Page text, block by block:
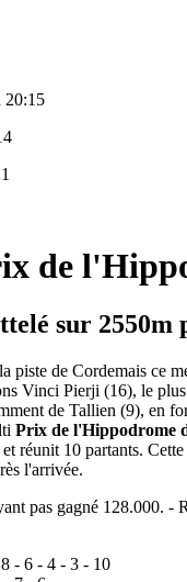
20:15
de
sur
piste de Cordemais ce
Vinci Pierji (16), le
de Tallien (9), en
Prix de l'Hippodrome
réunit 10 partants.
l'arrivée.
pas gagné 128.000. -
8 - 6 - 4 - 3 - 10